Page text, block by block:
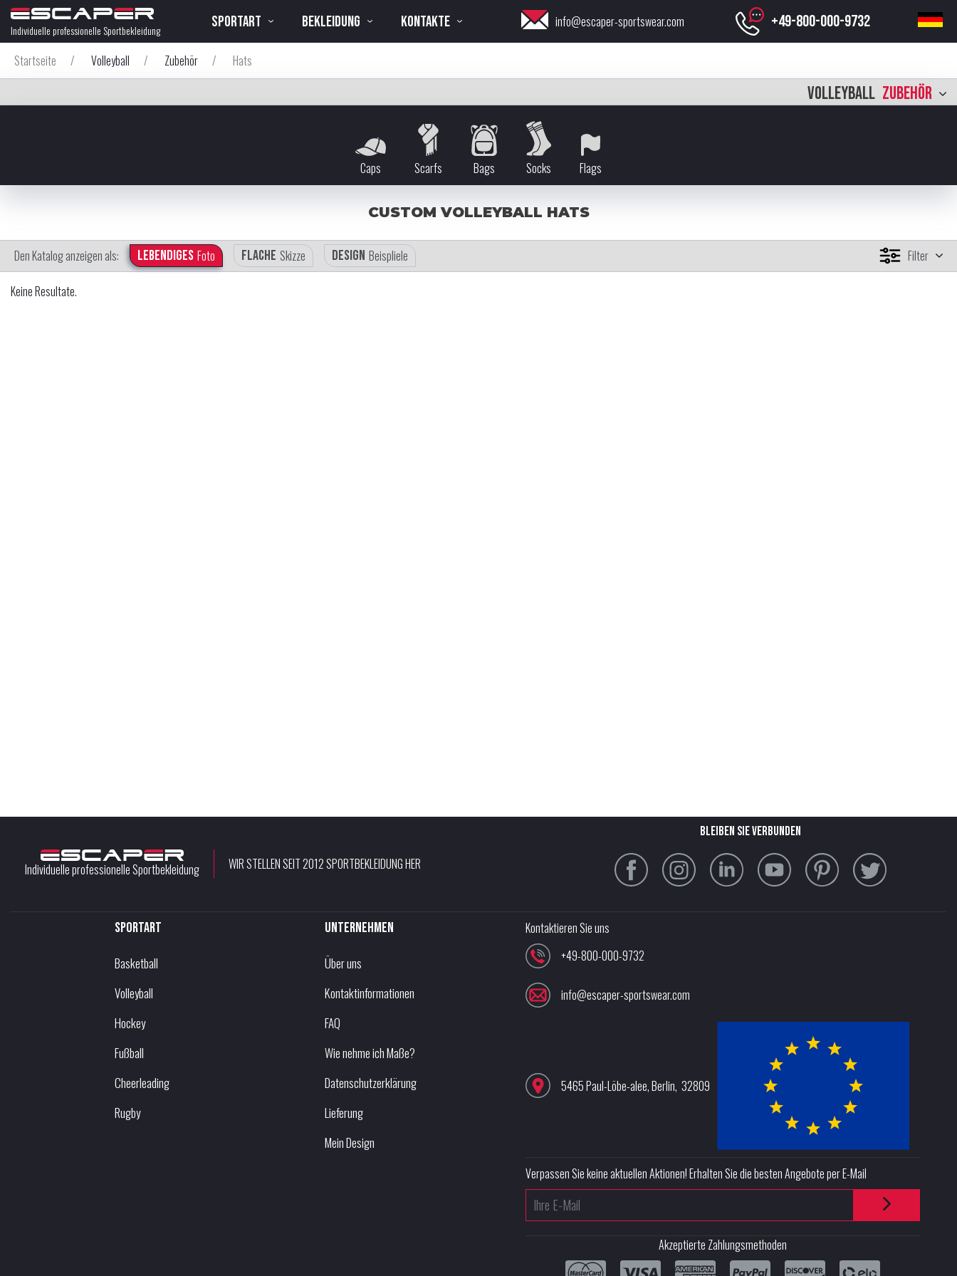
Individuelle professionelle Sportbekleidung SPORTART BEKLEIDUNG KONTAKTE info@escaper-sportswear.com +49-800-000-9732
Startseite / Volleyball / Zubehör / Hats
VOLLEYBALL ZUBEHÖR
Caps Scarfs Bags Socks Flags
CUSTOM VOLLEYBALL HATS
Den Katalog anzeigen als: Lebendiges Foto Flache Skizze Design Beispliele Filter
Keine Resultate.
Individuelle professionelle Sportbekleidung WIR STELLEN SEIT 2012 SPORTBEKLEIDUNG HER
Bleiben Sie verbunden
Sportart
Basketball
Volleyball
Hockey
Fußball
Cheerleading
Rugby
Unternehmen
Über uns
Kontaktinformationen
FAQ
Wie nehme ich Maße?
Datenschutzerklärung
Lieferung
Mein Design
Kontaktieren Sie uns
+49-800-000-9732
info@escaper-sportswear.com
5465 Paul-Löbe-alee,Berlin, 32809
Verpassen Sie keine aktuellen Aktionen! Erhalten Sie die besten Angebote per E-Mail
Akzeptierte Zahlungsmethoden